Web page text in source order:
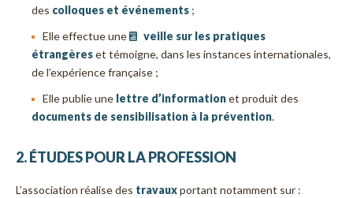
des colloques et événements ;
Elle effectue une
veille sur les pratiques
étrangèreset témoigne, dans les instances internationales,
de l’expérience française ;
Elle publie une lettre d’informationet produit des
documents de sensibilisation à la prévention.
2. ÉTUDES POUR LA PROFESSION
L’association réalise des travauxportant notamment sur :